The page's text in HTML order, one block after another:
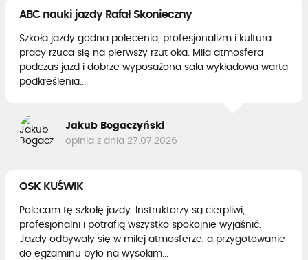
ABC nauki jazdy Rafał Skonieczny
Szkoła jazdy godna polecenia, profesjonalizm i kultura
pracy rzuca się na pierwszy rzut oka. Miła atmosfera
podczas jazd i dobrze wyposażona sala wykładowa warta
podkreślenia....
Jakub Bogaczyński
opinia z dnia 27.07.2026
OSK KUŚWIK
Polecam tę szkołę jazdy. Instruktorzy są cierpliwi,
profesjonalni i potrafią wszystko spokojnie wyjaśnić.
Jazdy odbywały się w miłej atmosferze, a przygotowanie
do egzaminu było na wysokim...